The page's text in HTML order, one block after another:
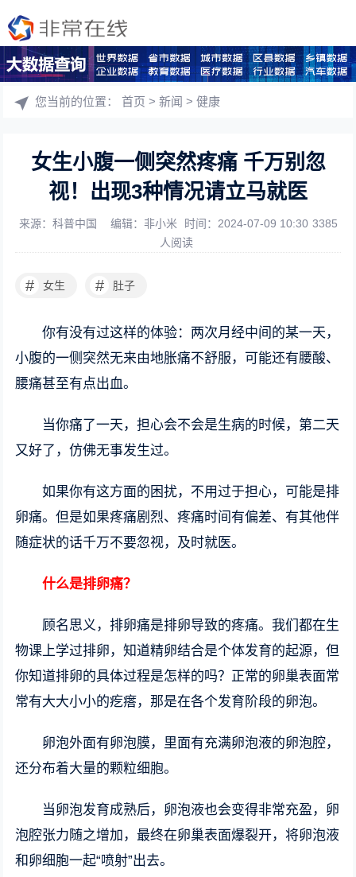
您当前的位置：首页 >新闻 >健康
女生小腹一侧突然疼痛 千万别忽
视！出现3种情况请立马就医
来源：科普中国 编辑：非小米 时间：2024-07-09 10:30 3385
人阅读
# 女生 # 肚子
你有没有过这样的体验：两次月经中间的某一天，
小腹的一侧突然无来由地胀痛不舒服，可能还有腰酸、
腰痛甚至有点出血。
当你痛了一天，担心会不会是生病的时候，第二天
又好了，仿佛无事发生过。
如果你有这方面的困扰，不用过于担心，可能是排
卵痛。但是如果疼痛剧烈、疼痛时间有偏差、有其他伴
随症状的话千万不要忽视，及时就医。
什么是排卵痛？
顾名思义，排卵痛是排卵导致的疼痛。我们都在生
物课上学过排卵，知道精卵结合是个体发育的起源，但
你知道排卵的具体过程是怎样的吗？正常的卵巢表面常
常有大大小小的疙瘩，那是在各个发育阶段的卵泡。
卵泡外面有卵泡膜，里面有充满卵泡液的卵泡腔，
还分布着大量的颗粒细胞。
当卵泡发育成熟后，卵泡液也会变得非常充盈，卵
泡腔张力随之增加，最终在卵巢表面爆裂开，将卵泡液
和卵细胞一起“喷射”出去。